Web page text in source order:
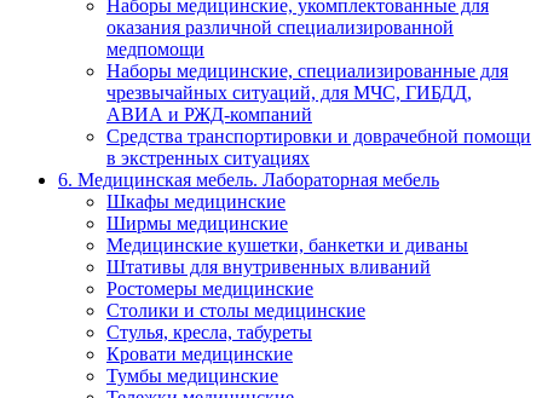
Наборы медицинские, укомплектованные для
оказания различной специализированной
медпомощи
Наборы медицинские, специализированные для
чрезвычайных ситуаций, для МЧС, ГИБДД,
АВИА и РЖД-компаний
Средства транспортировки и доврачебной помощи
в экстренных ситуациях
6. Медицинская мебель. Лабораторная мебель
Шкафы медицинские
Ширмы медицинские
Медицинские кушетки, банкетки и диваны
Штативы для внутривенных вливаний
Ростомеры медицинские
Столики и столы медицинские
Стулья, кресла, табуреты
Кровати медицинские
Тумбы медицинские